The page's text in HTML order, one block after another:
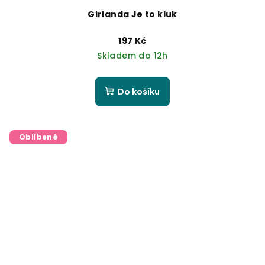
Girlanda Je to kluk
197 Kč
Skladem do 12h
Do košíku
Oblíbené